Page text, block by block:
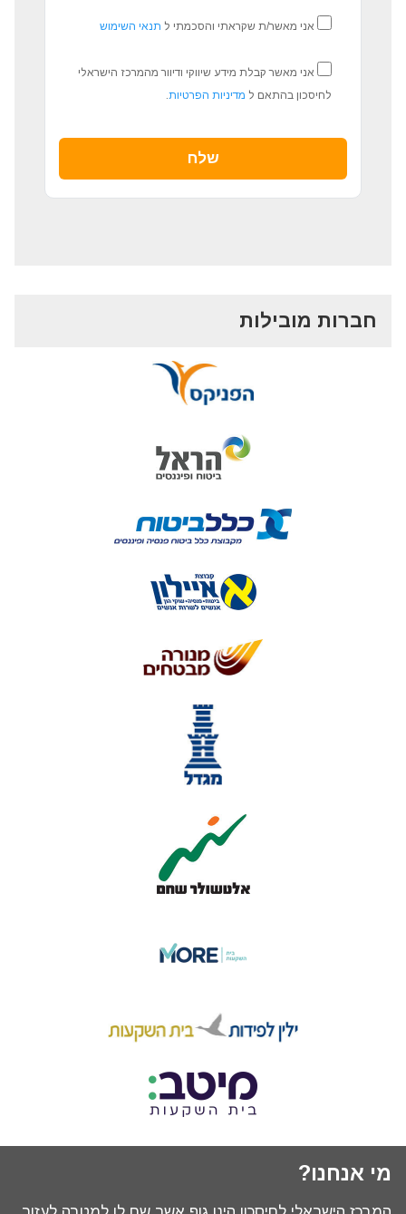
אני מאשר/ת שקראתי והסכמתי ל תנאי השימוש
אני מאשר קבלת מידע שיווקי ודיוור מהמרכז הישראלי
לחיסכון בהתאם ל מדיניות הפרטיות.
חברות מובילות
מי אנחנו?